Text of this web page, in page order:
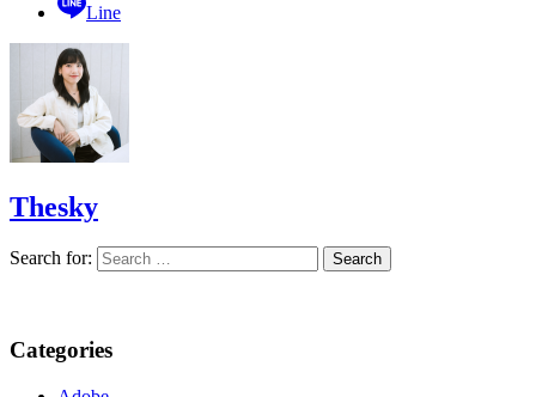
Line
Thesky
Search for:
Categories